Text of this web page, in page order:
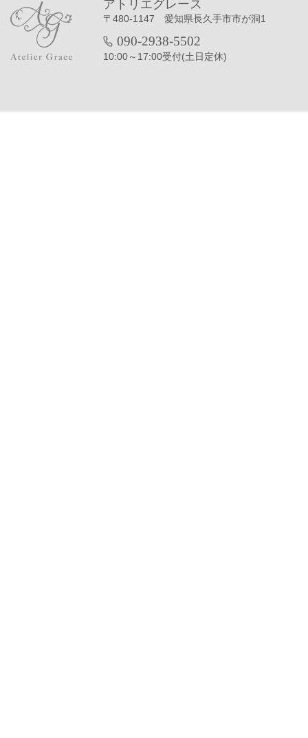
アトリエグレース
〒480-1147 愛知県長久手市市が洞1
090-2938-5502
10:00～17:00受付(土日定休)